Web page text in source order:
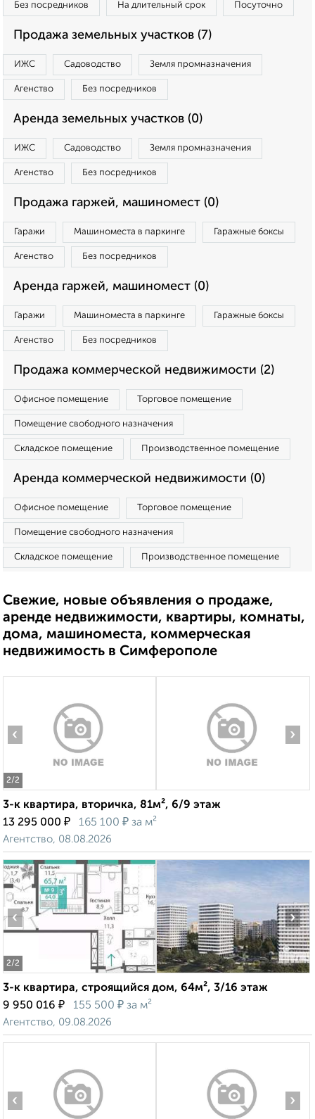
Без посредников На длительный срок Посуточно
Продажа земельных участков (7)
ИЖС Садоводство Земля промназначения
Агенство Без посредников
Аренда земельных участков (0)
ИЖС Садоводство Земля промназначения
Агенство Без посредников
Продажа гаржей, машиномест (0)
Гаражи Машиноместа в паркинге Гаражные боксы
Агенство Без посредников
Аренда гаржей, машиномест (0)
Гаражи Машиноместа в паркинге Гаражные боксы
Агенство Без посредников
Продажа коммерческой недвижимости (2)
Офисное помещение Торговое помещение
Помещение свободного назначения
Складское помещение Производственное помещение
Аренда коммерческой недвижимости (0)
Офисное помещение Торговое помещение
Помещение свободного назначения
Складское помещение Производственное помещение
Свежие, новые объявления о продаже,
аренде недвижимости, квартиры, комнаты,
дома, машиноместа, коммерческая
недвижимость в Симферополе
2/2
‹ ›
3-к квартира, вторичка, 81м², 6/9 этаж
13 295 000 ₽ 165 100 ₽ за м²
Агентство, 08.08.2026
2/2
‹ ›
3-к квартира, строящийся дом, 64м², 3/16 этаж
9 950 016 ₽ 155 500 ₽ за м²
Агентство, 09.08.2026
‹ ›